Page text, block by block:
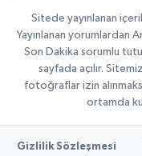
Sitede yayınlanan
Yayınlanan yorumlardan
Son Dakika sorumlu
sayfada açılır.
fotoğraflar izin
ortamda
Gizlilik Sözleşmesi